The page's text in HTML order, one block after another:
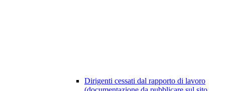
Dirigenti cessati dal rapporto di lavoro